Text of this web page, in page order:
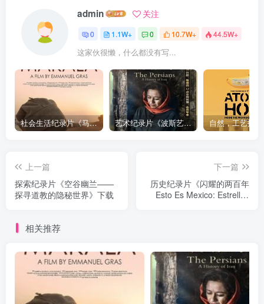
admin 关注
0 1.1W+ 0 10.7W+ 44.5W+
这家伙很懒，什么都没有写...
社会生活纪录片《马加拉 Makala》下载 艺术纪录片《波斯艺术 Art of Persia》下载
上一篇
探索纪录片《空谷幽兰——
探寻道教的隐秘世界》下载
下一篇
历史纪录片《闪耀的两百年
Esto Es Mexico: Estrellas
相关推荐